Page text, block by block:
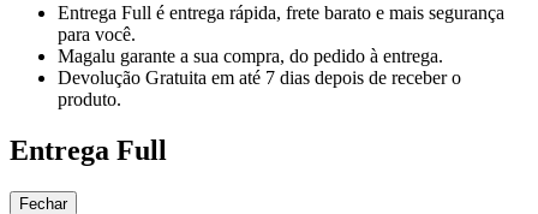
Entrega Full é entrega rápida, frete barato e mais segurança
para você.
Magalu garante a sua compra, do pedido à entrega.
Devolução Gratuita em até 7 dias depois de receber o
produto.
Entrega Full
Fechar